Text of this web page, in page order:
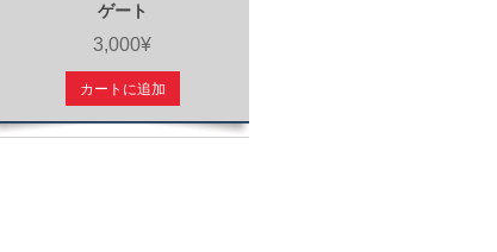
ゲート
3,000¥
カートに追加